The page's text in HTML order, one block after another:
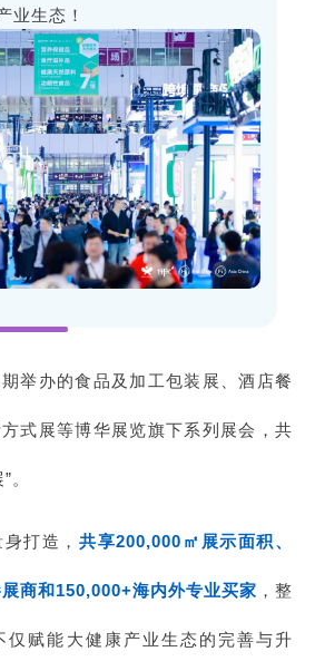
业生态！
举办的食品及加工包装展、酒店餐
式展等博华展览旗下系列展会，共
。
身打造，共享200,000㎡展示面积、
商和150,000+海内外专业买家 ，整
仅赋能大健康产业生态的完善与升